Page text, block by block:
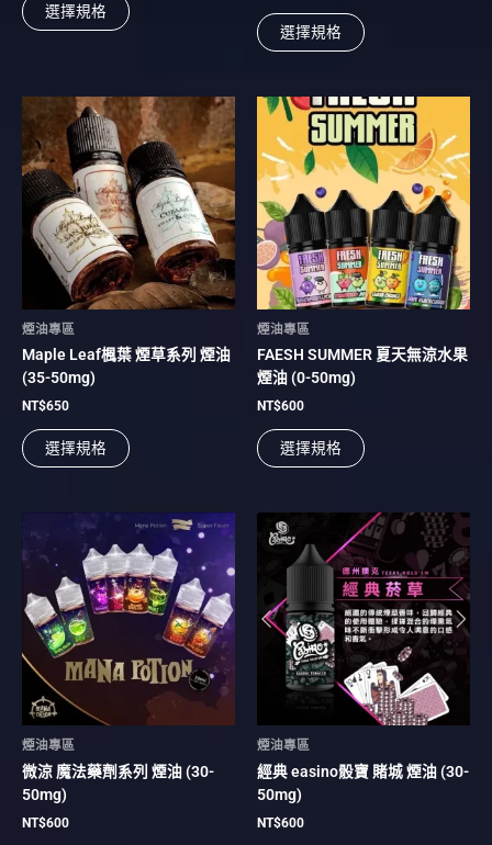
選擇規格
選
選擇規格
擇
煙油專區
Maple Leaf楓葉 煙草系列 煙油
(35-50mg)
NT$650
選擇規格
此
產
品
有
多
種
款
式。
可
在
品
擇
煙油專區
FAESH SUMMER 夏天無涼水果
煙油 (0-50mg)
NT$600
選擇規格
此
產
品
有
種
款
式。
可
在
品
擇
煙油專區
微涼 魔法藥劑系列 煙油 (30-
50mg)
NT$600
此
產
品
有
多
款
式。
在
品
煙油專區
經典 easino骰寶 賭城 煙油 (30-
50mg)
NT$600
此
產
品
有
多
種
款
式。
可
在
品